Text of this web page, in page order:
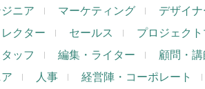
ニア マーケティング デザイナ
クター
セールス
プロジェク
ッフ
編集・ライター 顧問・講
人事 経営陣・コーポレート